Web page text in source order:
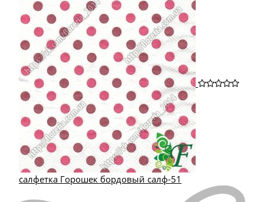
салфетка Горошек бордовый салф-51